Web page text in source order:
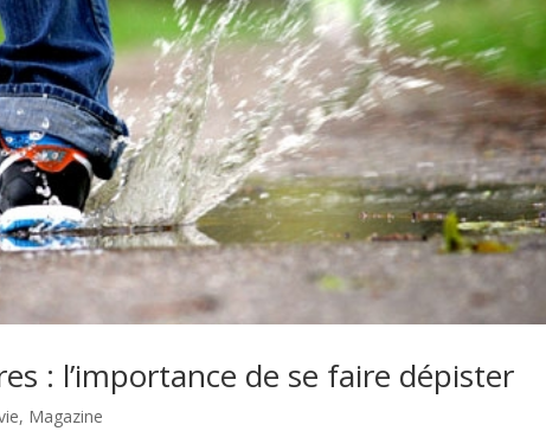
: l’importance de se faire dépister
, Magazine